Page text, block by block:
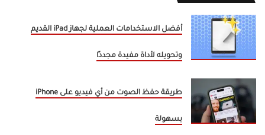
أفضل الاستخدامات العملية لجهاز iPad القديم
وتحويله لأداة مفيدة مجددًا
طريقة حفظ الصوت من أي فيديو على iPhone
بسهولة